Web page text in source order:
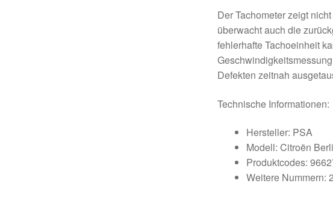
Der Tachometer zeigt
überwacht auch die
fehlerhafte Tachoeinheit
Defekten zeitnah
Technische Informationen:
Hersteller: PSA
Modell: Citroën
Produktcodes:
Weitere Nummern: